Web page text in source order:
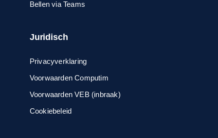
Bellen via Teams
Juridisch
Privacyverklaring
Voorwaarden Computim
Voorwaarden VEB (inbraak)
Cookiebeleid